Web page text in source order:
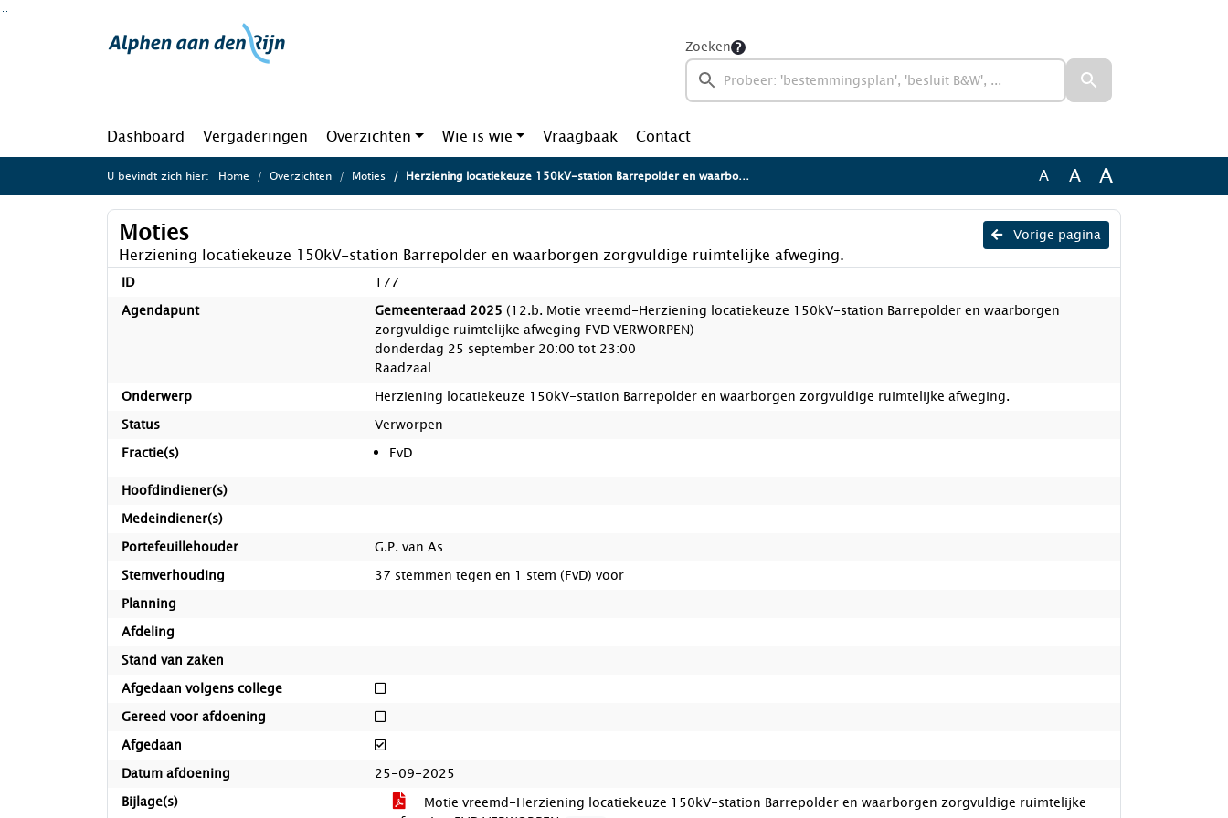
Ga naar de inhoud van deze pagina
Zoeken
Dashboard Vergaderingen Overzichten Wie is wie Vraagbaak Contact
U bevindt zich hier: Home Overzichten Moties Herziening locatiekeuze 150kV-station Barrepolder en waarborgen zorgvuldige ruimtelijke afweging. A A A
Vorige pagina
Moties
Herziening locatiekeuze 150kV-station Barrepolder en waarborgen zorgvuldige ruimtelijke afweging.
ID
177
Agendapunt
Gemeenteraad 2025 (12.b. Motie vreemd-Herziening locatiekeuze 150kV-station Barrepolder en waarborgen
zorgvuldige ruimtelijke afweging FVD VERWORPEN)
donderdag 25 september 20:00 tot 23:00
Raadzaal
Onderwerp
Herziening locatiekeuze 150kV-station Barrepolder en waarborgen zorgvuldige ruimtelijke afweging.
Status
Verworpen
Fractie(s)
FvD
Hoofdindiener(s)
Medeindiener(s)
Portefeuillehouder
G.P. van As
Stemverhouding
37 stemmen tegen en 1 stem (FvD) voor
Planning
Afdeling
Stand van zaken
Afgedaan volgens college
Niet afgedaan volgens college
Gereed voor afdoening
Niet gereed voor afdoening
Afgedaan
Afgedaan
Datum afdoening
25-09-2025
Bijlage(s)
Motie vreemd-Herziening locatiekeuze 150kV-station Barrepolder en waarborgen zorgvuldige ruimtelijke